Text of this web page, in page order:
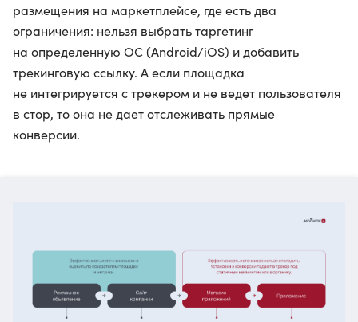
размещения на маркетплейсе, где есть два
ограничения: нельзя выбрать таргетинг
на определенную ОС (Android/iOS) и добавить
трекинговую ссылку. А если площадка
не интегрируется с трекером и не ведет пользователя
в стор, то она не дает отслеживать прямые
конверсии.